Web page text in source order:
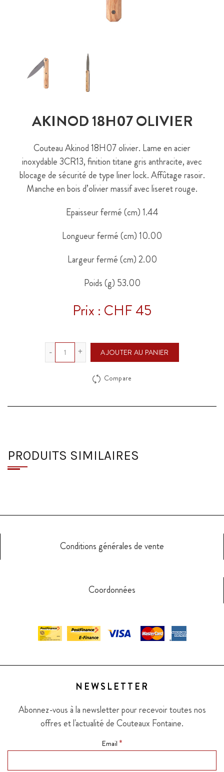
AKINOD 18H07 OLIVIER
Couteau Akinod 18H07 olivier. Lame en acier
inoxydable 3CR13, finition titane gris anthracite, avec
blocage de sécurité de type liner lock. Affûtage rasoir.
Manche en bois d’olivier massif avec liseret rouge.
Epaisseur fermé (cm) 1.44
Longueur fermé (cm) 10.00
Largeur fermé (cm)2.00
Poids (g) 53.00
Prix : CHF 45
Quantité
AJOUTER AU PANIER
Compare
PRODUITS SIMILAIRES
Conditions générales de vente
Coordonnées
NEWSLETTER
Abonnez-vous à la newsletter pour recevoir toutes nos
offres et l'actualité de Couteaux Fontaine.
Email *